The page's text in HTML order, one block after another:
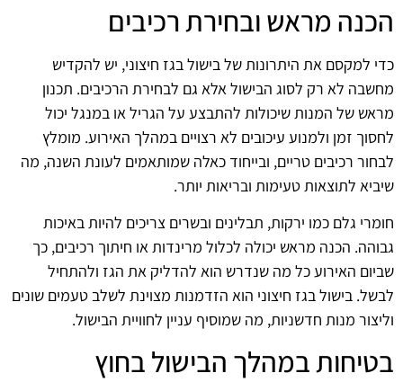
הכנה מראש ובחירת רכיבים
כדי למקסם את היתרונות של בישול בגז חיצוני, יש להקדיש
מחשבה לא רק לסוג הבישול אלא גם לבחירת הרכיבים. תכנון
מראש של המנות שיכולות להתבצע על הגריל או במנגל יכול
לחסוך זמן ולמנוע עיכובים לא רצויים במהלך האירוע. מומלץ
לבחור רכיבים טריים, ובייחוד כאלה שמותאמים לעונת השנה, מה
שיביא לתוצאות טעימות ובריאות יותר.
חומרי גלם כמו ירקות, תבלינים ובשרים צריכים להיות באיכות
גבוהה. הכנה מראש יכולה לכלול מרינדות או חיתוך רכיבים, כך
שביום האירוע כל מה שנדרש הוא להדליק את הגז ולהתחיל
לבשל. בישול בגז חיצוני הוא הזדמנות מצוינת לשלב טעמים שונים
וליצור מנות חדשניות, מה שמוסיף עניין לחוויית הבישול.
בטיחות במהלך הבישול בחוץ